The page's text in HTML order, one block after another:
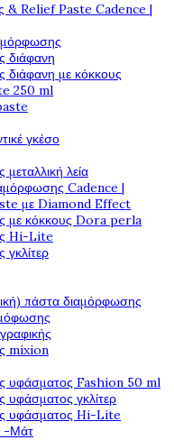
& Relief Paste Cadence |
διάφανη
με κόκκους
250 ml
γκέσο
λεία
Cadence |
με Diamond Effect
με κόκκους Dora perla
Hi-Lite
πάστα διαμόρφωσης
mixion
υφάσματος Fashion 50 ml
γκλίτερ
υφάσματος Hi-Lite
-Μάτ